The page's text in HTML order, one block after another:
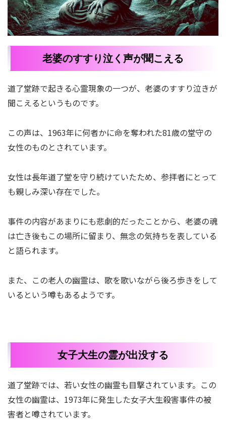
老婆のすすり泣く声が聞こえる
道了堂跡で起きる心霊現象の一つが、老婆のすすり泣きが
聞こえるというものです。
この声は、1963年に何者かに命を奪われた81歳の堂守の
女性のものとされています。
女性は長年道了堂を守り続けていたため、参拝者にとって
も親しみ深い存在でした。
事件の内容があまりにも悲劇的だったことから、老婆の魂
は亡き後もこの場所に留まり、無念の気持ちを表している
と語られます。
また、この老人の幽霊は、歌を歌いながら後ろ歩きをして
いるという噂もあるようです。
女子大生の霊が出没する
道了堂跡では、若い女性の幽霊も目撃されています。この
女性の幽霊は、1973年に発生した女子大生殺害事件の被
害者と噂されています。